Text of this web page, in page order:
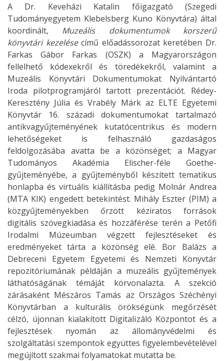
A Dr. Keveházi Katalin főigazgató (Szegedi
Tudományegyetem Klebelsberg Kuno Könyvtára) által
koordinált, Muzeális dokumentumok korszerű
könyvtári kezelésecímű előadássorozat keretében Dr.
Farkas Gábor Farkas (OSZK) a Magyarországon
fellelhető kódexekről és töredékekről, valamint a
Muzeális Könyvtári Dokumentumokat Nyilvántartó
Iroda pilotprogramjáról tartott prezentációt. Rédey-
Keresztény Júlia és Vrabély Márk az ELTE Egyetemi
Könyvtár 16. századi dokumentumokat tartalmazó
antikvagyűjteményének kutatócentrikus és modern
lehetőségeket is felhasználó gazdaságos
feldolgozásába avatta be a közönséget; a Magyar
Tudományos Akadémia Elischer-féle Goethe-
gyűjteményébe, a gyűjteményből készített tematikus
honlapba és virtuális kiállításba pedig Molnár Andrea
(MTA KIK) engedett betekintést. Mihály Eszter (PIM) a
közgyűjteményekben őrzött kéziratos források
digitális szövegkiadása és hozzáférése terén a Petőfi
Irodalmi Múzeumban végzett fejlesztéseket és
eredményeket tárta a közönség elé. Bor Balázs a
Debreceni Egyetem Egyetemi és Nemzeti Könyvtár
repozitóriumának példáján a muzeális gyűjtemények
láthatóságának témáját körvonalazta. A szekció
zárásaként Mészáros Tamás az Országos Széchényi
Könyvtárban a kulturális örökségünk megőrzését
célzó, újonnan kialakított Digitalizáló Központot és a
fejlesztések nyomán az állományvédelmi és
szolgáltatási szempontok együttes figyelembevételével
megújított szakmai folyamatokat mutatta be.